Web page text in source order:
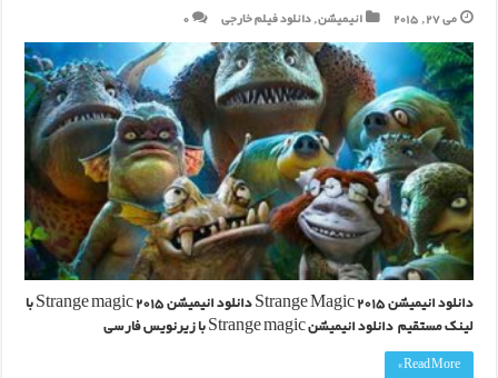
می 27, 2015 انیمیشن,دانلود فیلم خارجی 0
دانلود انیمیشن Strange Magic 2015 دانلود انیمیشن Strange magic 2015 با
لینک مستقیم دانلود انیمیشن Strange magic با زیرنویس فارسی
Read More »